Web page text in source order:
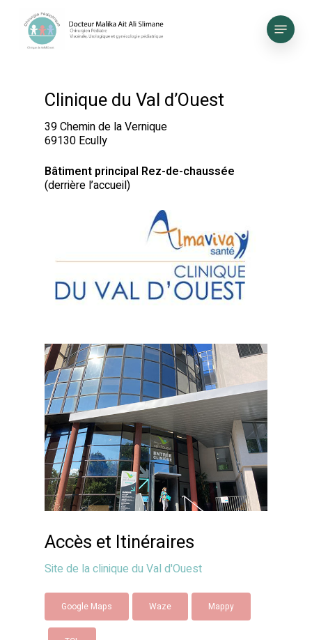
content
Menu
Clinique du Val d’Ouest
39 Chemin de la Vernique
69130 Ecully
Bâtiment principal Rez-de-chaussée
(derrière l’accueil)
Accès et Itinéraires
Site de la clinique du Val d'Ouest
Google Maps Waze Mappy